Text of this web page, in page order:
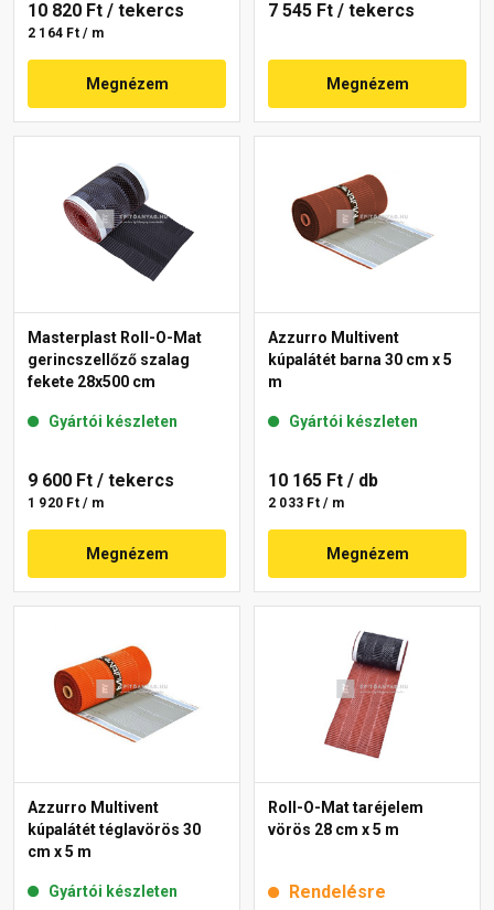
10 820 Ft / tekercs
2 164 Ft / m
Megnézem
7 545 Ft / tekercs
Megnézem
Masterplast Roll-O-Mat
gerincszellőző szalag
fekete 28x500 cm
Gyártói készleten
9 600 Ft / tekercs
1 920 Ft / m
Megnézem
Azzurro Multivent
kúpalátét barna 30 cm x 5
m
Gyártói készleten
10 165 Ft / db
2 033 Ft / m
Megnézem
Azzurro Multivent
kúpalátét téglavörös 30
cm x 5 m
Gyártói készleten
Roll-O-Mat taréjelem
vörös 28 cm x 5 m
Rendelésre